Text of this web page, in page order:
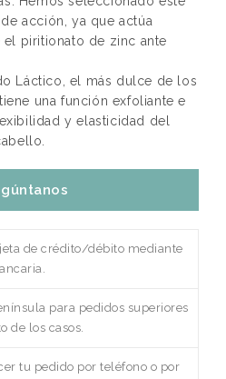
acción, ya que actúa
piritionato de zinc ante
Láctico, el más dulce de los
una función exfoliante e
y elasticidad del
de crédito/débito mediante
para pedidos superiores
de los casos.
tu pedido por teléfono o por